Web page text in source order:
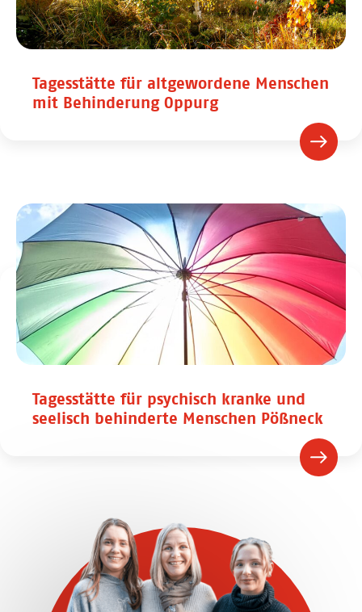
Tagesstätte für altgewordene Menschen
mit Behinderung Oppurg
Tagesstätte für psychisch kranke und
seelisch behinderte Menschen Pößneck